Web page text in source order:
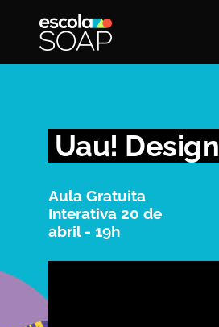
Uau! Design
Aula Gratuita
Interativa 20 de
abril - 19h